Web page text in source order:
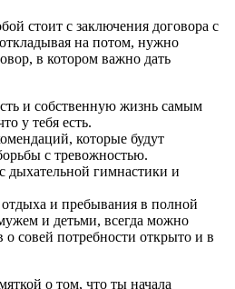
стоит с заключения договора с
на потом, нужно
в котором важно дать
и собственную жизнь самым
у тебя есть.
которые будут
с тревожностью.
дыхательной гимнастики и
и пребывания в полной
и детьми, всегда можно
о совей потребности открыто и в
о том, что ты начала